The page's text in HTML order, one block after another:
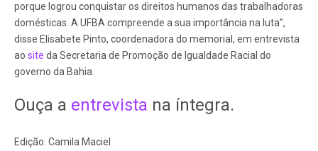
porque logrou conquistar os direitos humanos das trabalhadoras
domésticas. A UFBA compreende a sua importância na luta”,
disse Elisabete Pinto, coordenadora do memorial, em entrevista
ao site da Secretaria de Promoção de Igualdade Racial do
governo da Bahia.
Ouça a entrevista na íntegra.
Edição: Camila Maciel